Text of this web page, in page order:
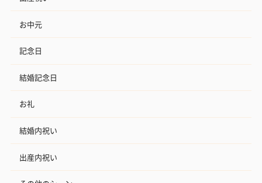
お中元
記念日
結婚記念日
お礼
結婚内祝い
出産内祝い